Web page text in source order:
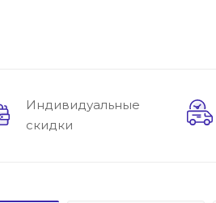
Индивидуальные
скидки